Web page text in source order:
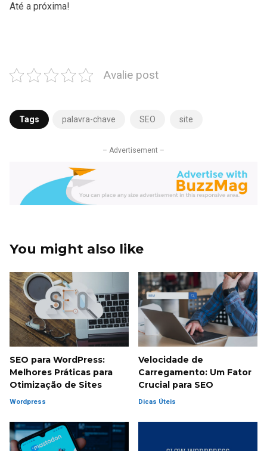
Até a próxima!
Avalie post
Tags palavra-chave SEO site
– Advertisement –
You might also like
SEO para WordPress:
Melhores Práticas para
Otimização de Sites
Wordpress
Velocidade de
Carregamento: Um Fator
Crucial para SEO
Dicas Úteis